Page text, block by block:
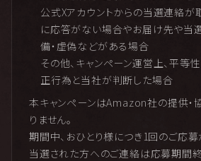
公式Xアカウントからの当選連絡が
に応答がない場合やお届け先や当
備・虚偽などがある場合
その他、キャンペーン運営上、平等
正行為と当社が判断した場合
本キャンペーンはAmazon社の提供・
りません。
期間中、おひとり様につき1回のご応募
当選された方へのご連絡は応募期間